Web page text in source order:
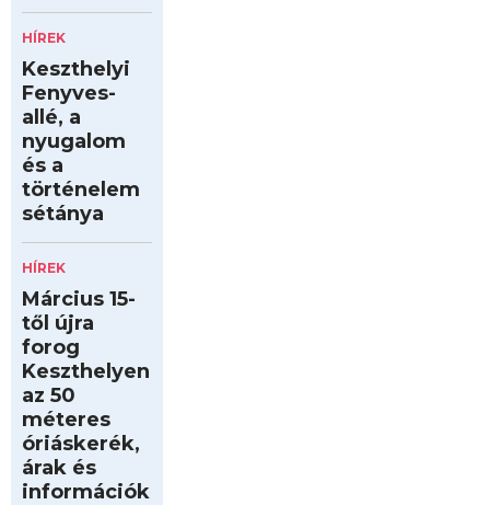
HÍREK
Keszthelyi
Fenyves-
allé, a
nyugalom
és a
történelem
sétánya
HÍREK
Március 15-
től újra
forog
Keszthelyen
az 50
méteres
óriáskerék,
árak és
információk